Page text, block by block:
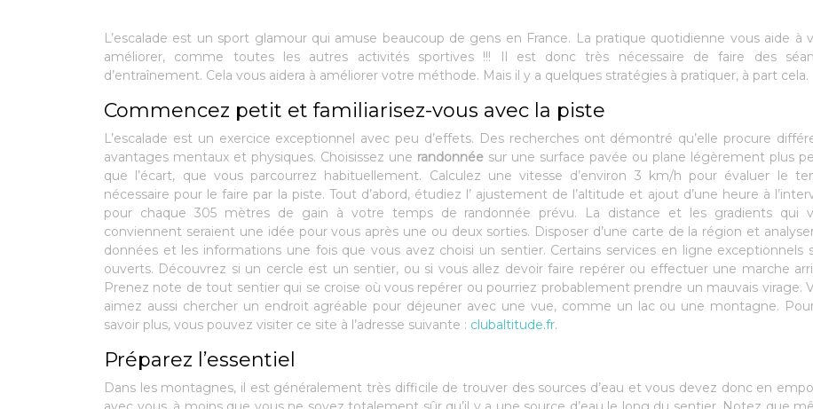
L’escalade est un sport glamour qui amuse beaucoup de gens en France. La pratique quotidienne vous aide à
améliorer, comme toutes les autres activités sportives !!! Il est donc très nécessaire de faire des
d’entraînement. Cela vous aidera à améliorer votre méthode. Mais il y a quelques stratégies à pratiquer, à part cela.
Commencez petit et familiarisez-vous avec la piste
L’escalade est un exercice exceptionnel avec peu d’effets. Des recherches ont démontré qu’elle procure
avantages mentaux et physiques. Choisissez une randonnée sur une surface pavée ou plane légèrement plus
que l’écart, que vous parcourrez habituellement. Calculez une vitesse d’environ 3 km/h pour évaluer le
nécessaire pour le faire par la piste. Tout d’abord, étudiez l’ ajustement de l’altitude et ajout d’une heure à
pour chaque 305 mètres de gain à votre temps de randonnée prévu. La distance et les gradients qui
conviennent seraient une idée pour vous après une ou deux sorties. Disposer d’une carte de la région et
données et les informations une fois que vous avez choisi un sentier. Certains services en ligne exceptionnels
ouverts. Découvrez si un cercle est un sentier, ou si vous allez devoir faire repérer ou effectuer une marche
Prenez note de tout sentier qui se croise où vous repérer ou pourriez probablement prendre un mauvais virage.
aimez aussi chercher un endroit agréable pour déjeuner avec une vue, comme un lac ou une montagne.
savoir plus, vous pouvez visiter ce site à l’adresse suivante : clubaltitude.fr.
Préparez l’essentiel
Dans les montagnes, il est généralement très difficile de trouver des sources d’eau et vous devez donc en